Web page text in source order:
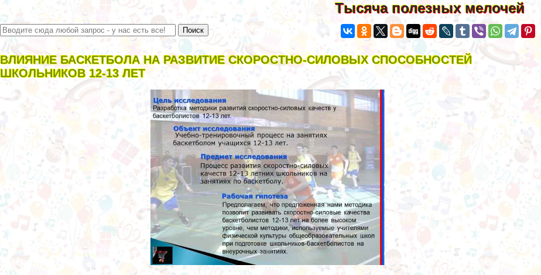
Тысяча полезных мелочей
ВЛИЯНИЕ БАСКЕТБОЛА НА РАЗВИТИЕ СКОРОСТНО-СИЛОВЫХ СПОСОБНОСТЕЙ
ШКОЛЬНИКОВ 12-13 ЛЕТ